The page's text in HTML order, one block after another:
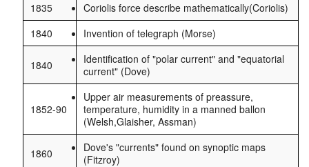
1835
Coriolis force describe mathematically(Coriolis)
1840
Invention of telegraph (Morse)
1840
Identification of "polar current" and "equatorial
current" (Dove)
1852-90
Upper air measurements of preassure,
temperature, humidity in a manned ballon
(Welsh,Glaisher, Assman)
1860
Dove's "currents" found on synoptic maps
(Fitzroy)